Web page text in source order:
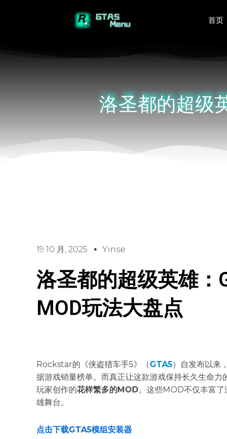
首页
洛圣都的超级
19 10 月, 2025 Yinse
洛圣都的超级英雄：
MOD玩法大盘点
Rockstar的《侠盗猎车手5》（GTA5）自发布以来
据游戏销量榜单。而真正让这款游戏保持长久生命
玩家创作的花样繁多的MOD。这些MOD不仅丰富了
雄舞台。
点击下载GTA5模组安装器